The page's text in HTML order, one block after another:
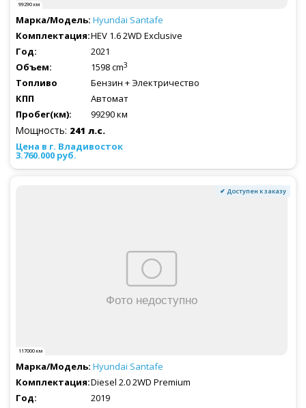
99290 км
Hyundai Santafe
HEV 1.6 2WD Exclusive
2021
1598 cm3
Бензин + Электричество
Автомат
99290 км
Мощность: 241 л.с.
3.760.000 руб.
✔ Доступен к заказу
117000 км
Hyundai Santafe
Diesel 2.0 2WD Premium
2019